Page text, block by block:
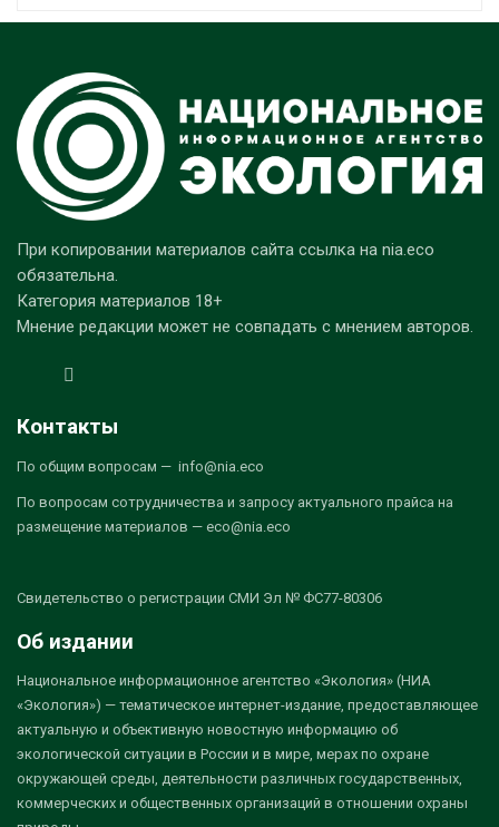
При копировании материалов сайта ссылка на nia.eco
обязательна.
Категория материалов 18+
Мнение редакции может не совпадать с мнением авторов.
Контакты
По общим вопросам — info@nia.eco
По вопросам сотрудничества и запросу актуального прайса на
размещение материалов — eco@nia.eco
Свидетельство о регистрации СМИ Эл № ФС77-80306
Об издании
Национальное информационное агентство «Экология» (НИА
«Экология») — тематическое интернет-издание, предоставляющее
актуальную и объективную новостную информацию об
экологической ситуации в России и в мире, мерах по охране
окружающей среды, деятельности различных государственных,
коммерческих и общественных организаций в отношении охраны